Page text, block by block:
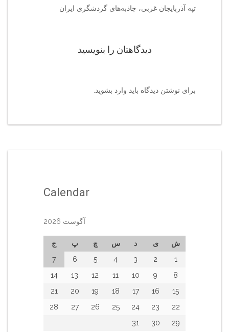
تپه آذربایجان غربی، جاذبه‌های گردشگری ایران
دیدگاهتان را بنویسید
برای نوشتن دیدگاه باید وارد بشوید
Calendar
آگوست 2026
ش ی د س چ پ
ج
1
2
3
4
5
6
7
8
9
10
11
12
13
14
15
16
17
18
19
20
21
22
23
24
25
26
27
28
29
30
31